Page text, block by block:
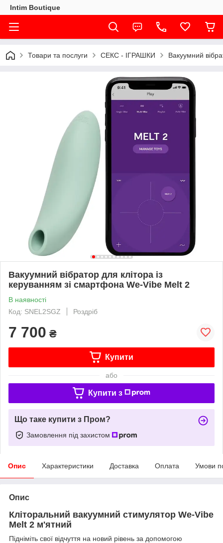
Intim Boutique
Товари та послуги СЕКС - ІГРАШКИ Вакуумний
Вакуумний вібратор для клітора із
керуванням зі смартфона We-Vibe Melt 2
В наявності
Код: SNEL2SGZ
Роздріб
7 700 ₴
Купити
або
Купити з
Що таке купити з Пром?
Замовлення під захистом
Опис Характеристики Доставка Оплата Умови
Опис
Кліторальний вакуумний стимулятор We-Vibe
Melt 2 м'ятний
Підніміть свої відчуття на новий рівень за допомогою